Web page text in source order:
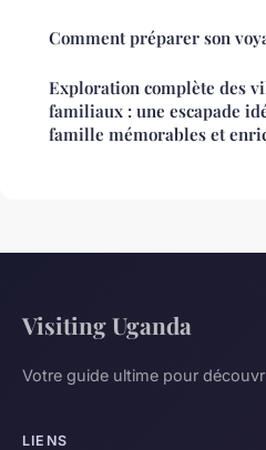
Comment préparer son
Exploration complète des
familiaux : une escapade
famille mémorables et
Visiting Uganda
Votre guide ultime pour
LIENS